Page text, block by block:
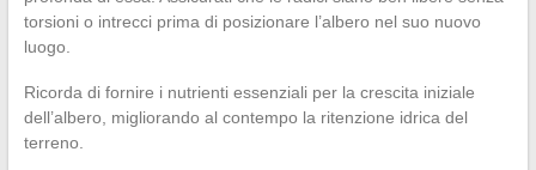
torsioni o intrecci prima di posizionare l’albero nel suo nuovo
luogo.
Ricorda di fornire i nutrienti essenziali per la crescita iniziale
dell’albero, migliorando al contempo la ritenzione idrica del
terreno.